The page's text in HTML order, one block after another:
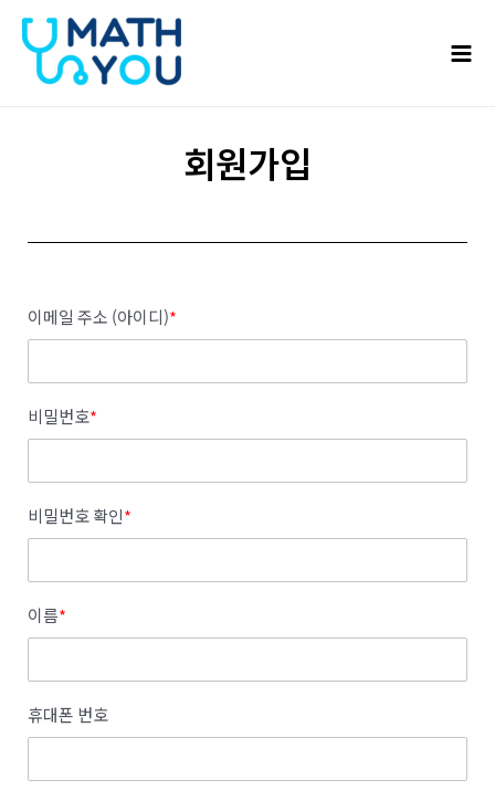
건너뛰기
회원가입
이메일 주소 (아이디)*
비밀번호*
비밀번호 확인*
이름*
휴대폰 번호